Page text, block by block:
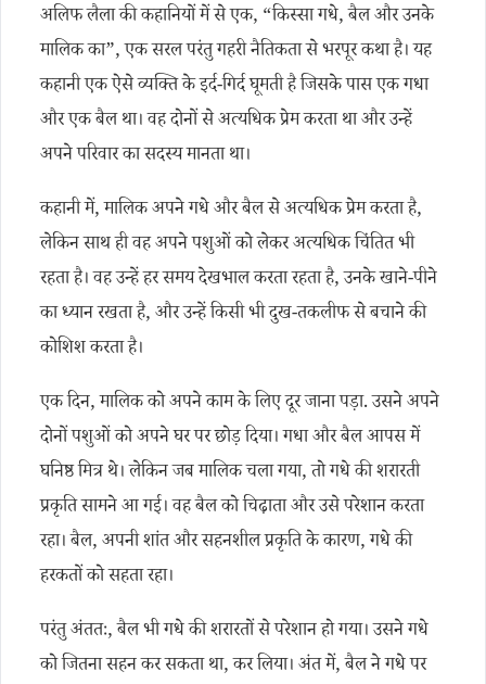
अलिफ लैला की कहानियों में से एक, “किस्सा गधे, बैल और उनके
मालिक का”, एक सरल परंतु गहरी नैतिकता से भरपूर कथा है। यह
कहानी एक ऐसे व्यक्ति के इर्द-गिर्द घूमती है जिसके पास एक गधा
और एक बैल था। वह दोनों से अत्यधिक प्रेम करता था और उन्हें
अपने परिवार का सदस्य मानता था।
कहानी में, मालिक अपने गधे और बैल से अत्यधिक प्रेम करता है,
लेकिन साथ ही वह अपने पशुओं को लेकर अत्यधिक चिंतित भी
रहता है। वह उन्हें हर समय देखभाल करता रहता है, उनके खाने-पीने
का ध्यान रखता है, और उन्हें किसी भी दुख-तकलीफ से बचाने की
कोशिश करता है।
एक दिन, मालिक को अपने काम के लिए दूर जाना पड़ा. उसने अपने
दोनों पशुओं को अपने घर पर छोड़ दिया। गधा और बैल आपस में
घनिष्ठ मित्र थे। लेकिन जब मालिक चला गया, तो गधे की शरारती
प्रकृति सामने आ गई। वह बैल को चिढ़ाता और उसे परेशान करता
रहा। बैल, अपनी शांत और सहनशील प्रकृति के कारण, गधे की
हरकतों को सहता रहा।
परंतु अंततः, बैल भी गधे की शरारतों से परेशान हो गया। उसने गधे
को जितना सहन कर सकता था, कर लिया। अंत में, बैल ने गधे पर